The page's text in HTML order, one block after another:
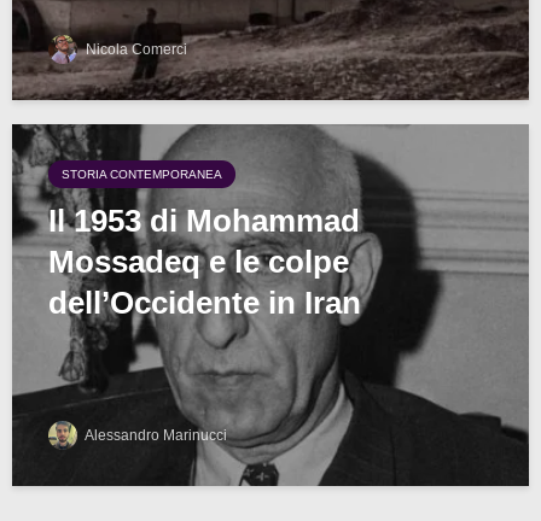
Nicola Comerci
STORIA CONTEMPORANEA
Il 1953 di Mohammad
Mossadeq e le colpe
dell’Occidente in Iran
Alessandro Marinucci